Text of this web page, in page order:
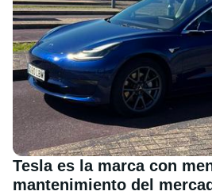
Tesla es la marca con
mantenimiento del